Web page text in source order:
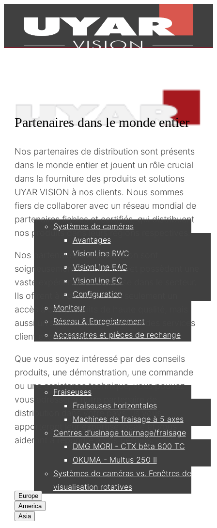
Produits
Systèmes de caméras
Avantages
VisionLine RWC
VisionLine EAC
VisionLine EC
Configuration
Moniteur
Réseau & Enregistrement
Accessoires et pièces de rechange
Applications
Fraiseuses
Fraiseuses horizontales
Machines de fraisage à 5 axes
Centres d'usinage tournage/fraisage
DMG MORI - CTX bêta 800 TC
OKUMA - Multus 250 II
Systèmes de caméras vs. Fenêtres de
visualisation rotatives
Service
Partenaires dans le monde entier
Nos partenaires de distribution sont présents
dans le monde entier et jouent un rôle crucial
dans la fourniture des produits et solutions
UYAR VISION à nos clients. Nous sommes
fiers de collaborer avec un réseau mondial de
partenaires fiables et certifiés, qui distribuent
nos produits dans leurs régions respectives.
Nos partenaires de distribution sont
soigneusement sélectionnés et possèdent une
vaste expérience et expertise dans le secteur.
Ils offrent à nos clients non seulement un
accès à des produits de haute qualité, mais
aussi un soutien, des conseils et des services
client exceptionnels.
Que vous soyez intéressé par des conseils
produits, une démonstration, une commande
ou une assistance technique, vous pouvez
vous adresser à notre partenaire de
distribution dans votre pays. Ils vous
apporteront leur expertise locale et vous
aideront à répondre à vos besoins.
Europe
America
Asia